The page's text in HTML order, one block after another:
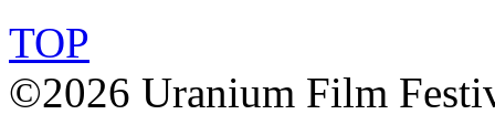
TOP
©2026 Uranium Film